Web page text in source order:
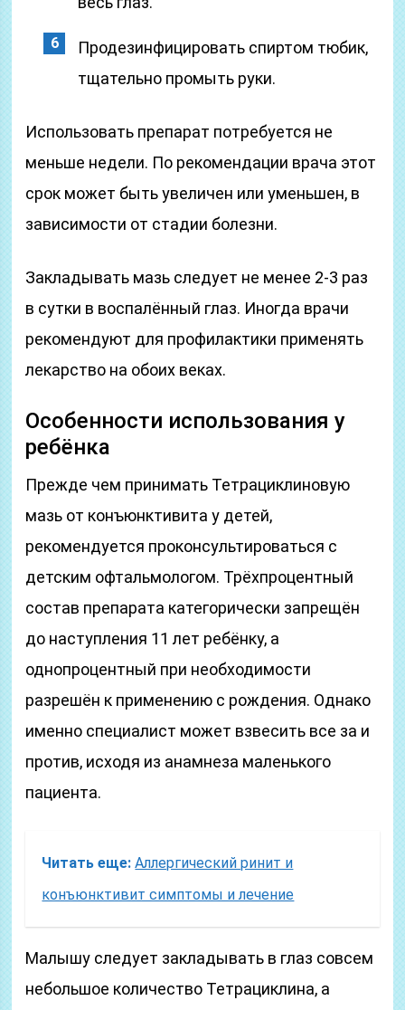
Продезинфицировать спиртом тюбик,
тщательно промыть руки.
Использовать препарат потребуется не
меньше недели. По рекомендации врача этот
срок может быть увеличен или уменьшен, в
зависимости от стадии болезни.
Закладывать мазь следует не менее 2-3 раз
в сутки в воспалённый глаз. Иногда врачи
рекомендуют для профилактики применять
лекарство на обоих веках.
Особенности использования у
ребёнка
Прежде чем принимать Тетрациклиновую
мазь от конъюнктивита у детей,
рекомендуется проконсультироваться с
детским офтальмологом. Трёхпроцентный
состав препарата категорически запрещён
до наступления 11 лет ребёнку, а
однопроцентный при необходимости
разрешён к применению с рождения. Однако
именно специалист может взвесить все за и
против, исходя из анамнеза маленького
пациента.
Читать еще: Аллергический ринит и
конъюнктивит симптомы и лечение
Малышу следует закладывать в глаз совсем
небольшое количество Тетрациклина, а